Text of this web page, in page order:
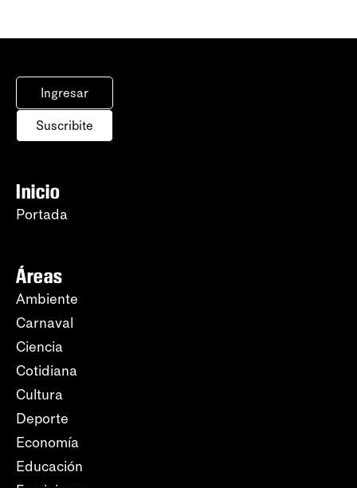
Ingresar
Suscribite
Inicio
Portada
Áreas
Ambiente
Carnaval
Ciencia
Cotidiana
Cultura
Deporte
Economía
Educación